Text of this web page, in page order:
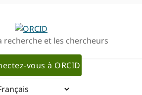
recherche et les chercheurs
vous à ORCID